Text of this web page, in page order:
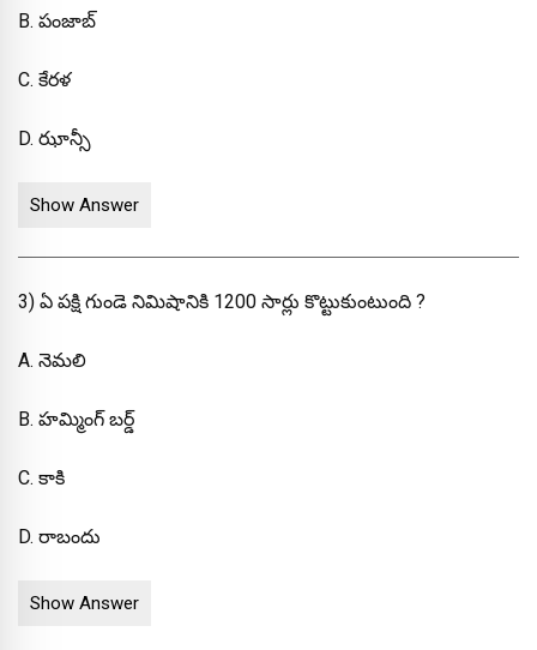
B. పంజాబ్
C. కేరళ
D. ఝాన్సీ
Show Answer
3) ఏ పక్షి గుండె నిమిషానికి 1200 సార్లు కొట్టుకుంటుంది ?
A. నెమలి
B. హమ్మింగ్ బర్డ్
C. కాకి
D. రాబందు
Show Answer